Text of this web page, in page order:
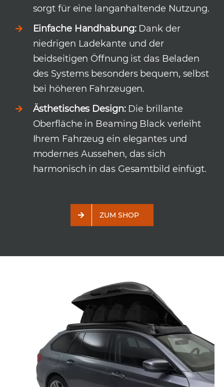
sorgt für eine langanhaltende Nutzung.
Einfache Handhabung:Dank der
niedrigen Ladekante und der
beidseitigen Öffnung ist das Beladen
des Systems besonders bequem, selbst
bei höheren Fahrzeugen.
Ästhetisches Design:Die brillante
Oberfläche in Beaming Black verleiht
Ihrem Fahrzeug ein elegantes und
modernes Aussehen, das sich
harmonisch in das Gesamtbild einfügt.
ZUM SHOP